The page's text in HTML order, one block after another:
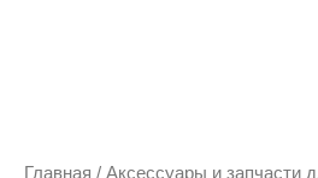
Главная / Аксессуары и запчасти